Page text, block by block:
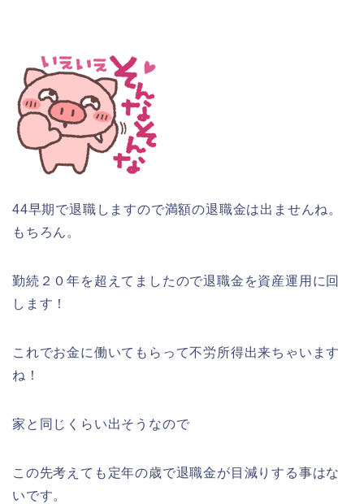
44早期で退職しますので満額の退職金は出ませんね。
もちろん。
勤続２０年を超えてましたので退職金を資産運用に回
します！
これでお金に働いてもらって不労所得出来ちゃいます
ね！
家と同じくらい出そうなので
この先考えても定年の歳で退職金が目減りする事はな
いです。